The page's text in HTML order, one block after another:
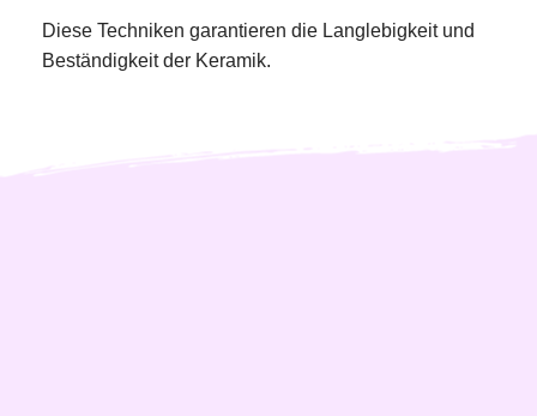
Diese Techniken garantieren die Langlebigkeit und
Beständigkeit der Keramik.